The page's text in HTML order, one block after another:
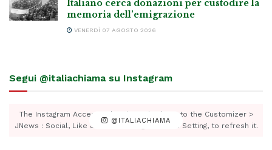
Italiano cerca donazioni per custodire la
memoria dell’emigrazione
VENERDÌ 07 AGOSTO 2026
Segui @italiachiama su Instagram
@ITALIACHIAMA
The Instagram Access Token is expired, Go to the Customizer >
JNews : Social, Like & View > Instagram Feed Setting, to refresh it.